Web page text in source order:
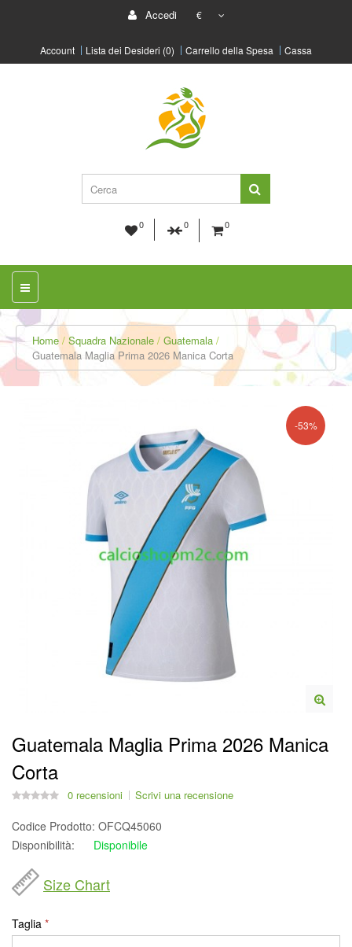
Accedi €
Account Lista dei Desideri (0) Carrello della Spesa Cassa
0 0 0
Home Squadra Nazionale
Guatemala
Guatemala Maglia Prima 2026 Manica Corta
-53%
Guatemala Maglia Prima 2026 Manica
Corta
0 recensioni Scrivi una recensione
Codice Prodotto: OFCQ45060
Disponibilità:
Disponibile
Size Chart
Taglia